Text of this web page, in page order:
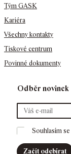
Tým GASK
Kariéra
Všechny kontakty
Tiskové centrum
Povinné dokumenty
Odběr novinek
Souhlasím se
Začít odebírat